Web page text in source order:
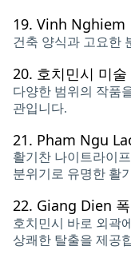
19. Vinh Nghiem
건축 양식과 고요한
20. 호치민시 미
다양한 범위의 작품
관입니다.
21. Pham Ngu
활기찬 나이트라이
분위기로 유명한 활
22. Giang Dien
호치민시 바로 외곽
상쾌한 탈출을 제공